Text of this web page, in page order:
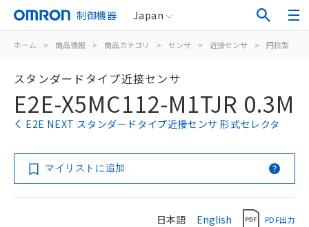
制御機器 Japan
ホーム > 商品情報 > 商品カテゴリ > センサ > 近接センサ > 円柱型
スタンダードタイプ近接センサ
E2E-X5MC112-M1TJR 0.3M
E2E NEXT スタンダードタイプ近接センサ 形式セレクタ
マイリストに追加
日本語 English PDF出力